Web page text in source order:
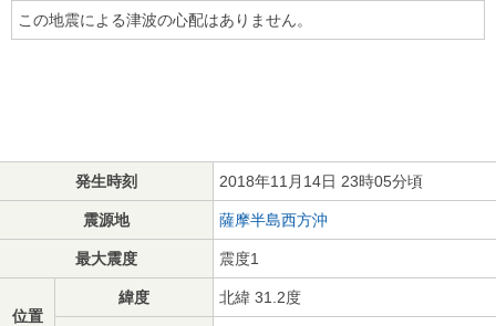
この地震による津波の心配はありません。
発生時刻 2018年11月14日 23時05分頃
震源地 薩摩半島西方沖
最大震度 震度1
位置
緯度 北緯 31.2度